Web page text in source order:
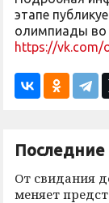
этапе
олимпиады во
https://vk.com/
Последние
От свидания
меняет